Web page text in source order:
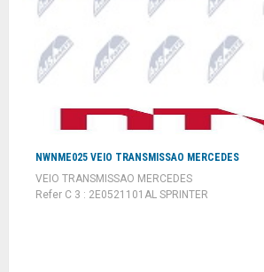
NWNME025 VEIO TRANSMISSAO MERCEDES
VEIO TRANSMISSAO MERCEDES
Refer C 3 : 2E0521101AL SPRINTER